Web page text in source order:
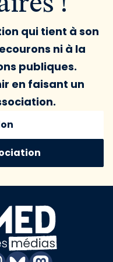
qui tient à son
ni à la
publiques.
en faisant un